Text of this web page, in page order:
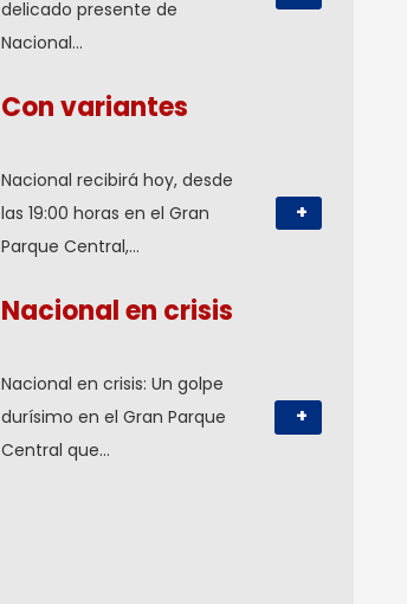
delicado presente de
Nacional…
Con variantes
Nacional recibirá hoy, desde
las 19:00 horas en el Gran
Parque Central,…
+
Nacional en crisis
Nacional en crisis: Un golpe
durísimo en el Gran Parque
Central que…
+